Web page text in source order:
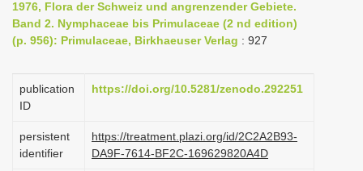
a
g
i
1976, Flora der Schweiz und angrenzender Gebiete.
Band 2. Nymphaceae bis Primulaceae (2 nd edition)
(p. 956): Primulaceae, Birkhaeuser Verlag : 927
publication
ID
https://doi.org/10.5281/zenodo.292251
persistent
identifier
https://treatment.plazi.org/id/2C2A2B93-
DA9F-7614-BF2C-169629820A4D